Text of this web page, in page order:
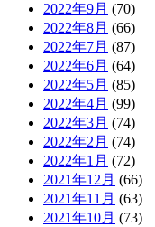
2022年9月 (70)
2022年8月 (66)
2022年7月 (87)
2022年6月 (64)
2022年5月 (85)
2022年4月 (99)
2022年3月 (74)
2022年2月 (74)
2022年1月 (72)
2021年12月 (66)
2021年11月 (63)
2021年10月 (73)